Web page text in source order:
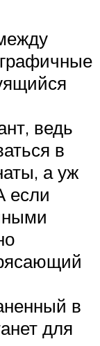
ведь
в
а уж
если
в
для